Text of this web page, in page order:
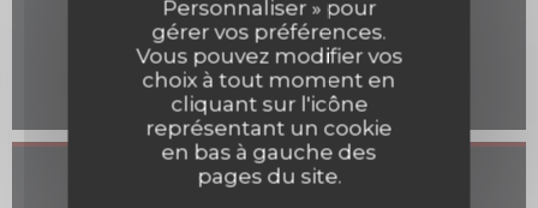
Personnaliser » pour
gérer vos préférences.
Vous pouvez modifier vos
choix à tout moment en
cliquant sur l'icône
représentant un cookie
en bas à gauche des
pages du site.
Moyens de paiement
Eurocard/Mastercard, Espèces, Visa, Chèques,
American Express, Carte Bleue
Accès